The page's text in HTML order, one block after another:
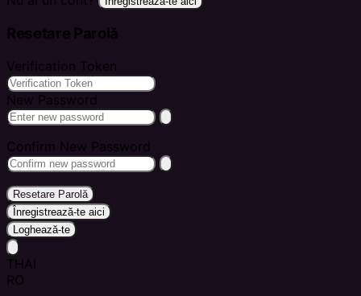
Resetare Parolă
Verification Token
New Password
Confirm New Password
Resetare Parolă
Înregistrează-te aici
Loghează-te
THAI
RO